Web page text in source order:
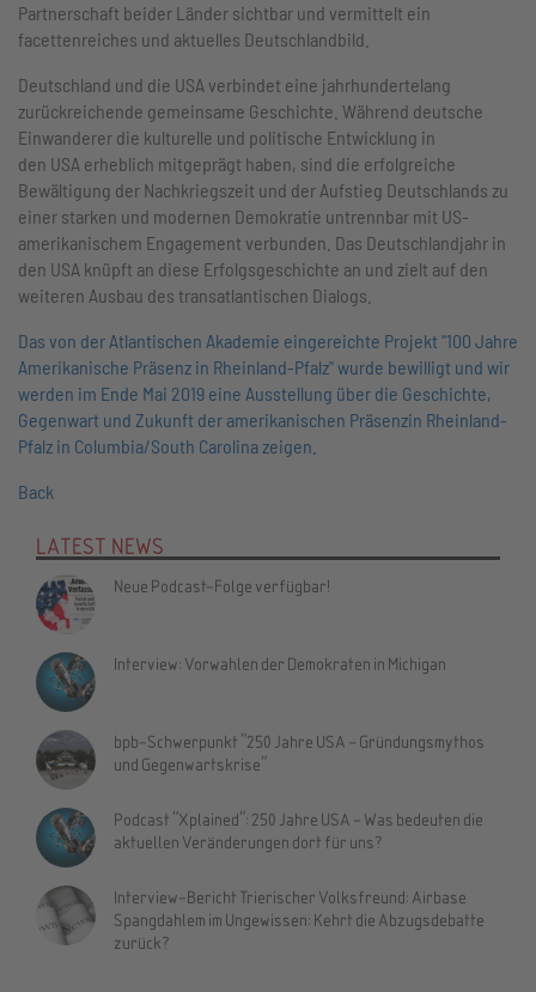
Partnerschaft beider Länder sichtbar und vermittelt ein
facettenreiches und aktuelles Deutschlandbild.
Deutschland und die USA verbindet eine jahrhundertelang
zurückreichende gemeinsame Geschichte. Während deutsche
Einwanderer die kulturelle und politische Entwicklung in
den USA erheblich mitgeprägt haben, sind die erfolgreiche
Bewältigung der Nachkriegszeit und der Aufstieg Deutschlands zu
einer starken und modernen Demokratie untrennbar mit US-
amerikanischem Engagement verbunden. Das Deutschlandjahr in
den USA knüpft an diese Erfolgsgeschichte an und zielt auf den
weiteren Ausbau des transatlantischen Dialogs.
Das von der Atlantischen Akademie eingereichte Projekt "100 Jahre
Amerikanische Präsenz in Rheinland-Pfalz" wurde bewilligt und wir
werden im Ende Mai 2019 eine Ausstellung über die Geschichte,
Gegenwart und Zukunft der amerikanischen Präsenzin Rheinland-
Pfalz in Columbia/South Carolina zeigen.
Back
LATEST NEWS
Neue Podcast-Folge verfügbar!
Interview: Vorwahlen der Demokraten in Michigan
bpb-Schwerpunkt "250 Jahre USA – Gründungsmythos
und Gegenwartskrise"
Podcast "Xplained": 250 Jahre USA – Was bedeuten die
aktuellen Veränderungen dort für uns?
Interview-Bericht Trierischer Volksfreund: Airbase
Spangdahlem im Ungewissen: Kehrt die Abzugsdebatte
zurück?